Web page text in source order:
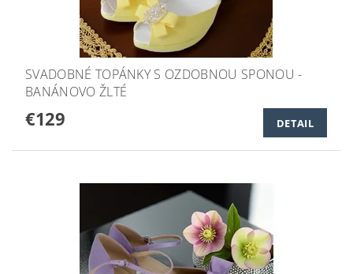
SVADOBNÉ TOPÁNKY S OZDOBNOU SPONOU -
BANÁNOVO ŽLTÉ
€129 DETAIL